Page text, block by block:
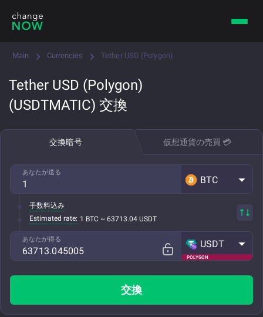
Main Currencies Tether USD (Polygon)
Tether USD (Polygon)
(USDTMATIC) 交換
交換暗号 仮想通貨の売買 💳
あなたが送る
BTC
手数料込み
Estimated rate: 1 BTC ~ 63713.04 USDT
あなたが得る
POLYGON
USDT
交換